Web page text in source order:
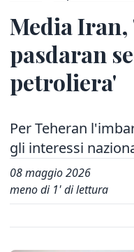
Media
pasdaran
petroliera'
Per Teheran
gli interessi
08 maggio 2026
meno di 1' di lettura